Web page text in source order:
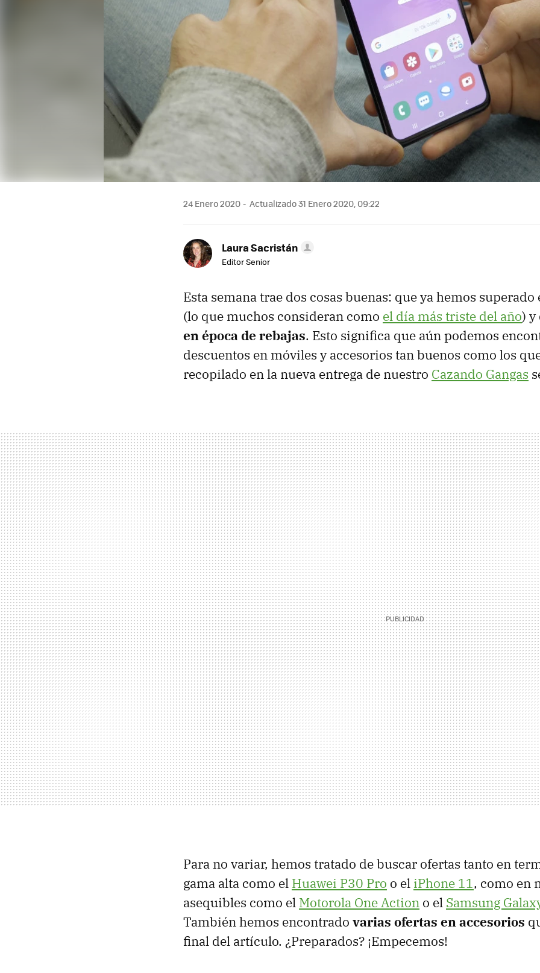
24 Enero 2020 Actualizado 31 Enero 2020, 09:22
Laura Sacristán
Editor Senior
Esta semana trae dos cosas buenas: que ya hemos
(lo que muchos consideran como el día más triste del año) y
en época de rebajas. Esto significa que aún podemos
descuentos en móviles y accesorios tan buenos como los
recopilado en la nueva entrega de nuestro Cazando Gangas
Para no variar, hemos tratado de buscar ofertas tanto en
gama alta como el Huawei P30 Pro o el iPhone 11, como en
asequibles como el Motorola One Action o el Samsung
También hemos encontrado varias ofertas en accesorios
final del artículo. ¿Preparados? ¡Empecemos!